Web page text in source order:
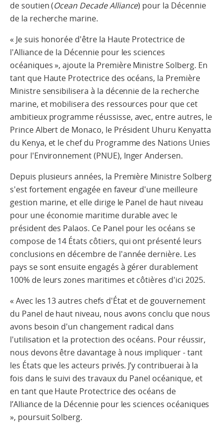
de soutien (Ocean Decade Alliance) pour la Décennie
de la recherche marine.
« Je suis honorée d'être la Haute Protectrice de
l'Alliance de la Décennie pour les sciences
océaniques », ajoute la Première Ministre Solberg. En
tant que Haute Protectrice des océans, la Première
Ministre sensibilisera à la décennie de la recherche
marine, et mobilisera des ressources pour que cet
ambitieux programme réussisse, avec, entre autres, le
Prince Albert de Monaco, le Président Uhuru Kenyatta
du Kenya, et le chef du Programme des Nations Unies
pour l'Environnement (PNUE), Inger Andersen.
Depuis plusieurs années, la Première Ministre Solberg
s'est fortement engagée en faveur d'une meilleure
gestion marine, et elle dirige le Panel de haut niveau
pour une économie maritime durable avec le
président des Palaos. Ce Panel pour les océans se
compose de 14 États côtiers, qui ont présenté leurs
conclusions en décembre de l'année dernière. Les
pays se sont ensuite engagés à gérer durablement
100% de leurs zones maritimes et côtières d'ici 2025.
« Avec les 13 autres chefs d'État et de gouvernement
du Panel de haut niveau, nous avons conclu que nous
avons besoin d'un changement radical dans
l'utilisation et la protection des océans. Pour réussir,
nous devons être davantage à nous impliquer - tant
les États que les acteurs privés. J’y contribuerai à la
fois dans le suivi des travaux du Panel océanique, et
en tant que Haute Protectrice des océans de
l’Alliance de la Décennie pour les sciences océaniques
», poursuit Solberg.